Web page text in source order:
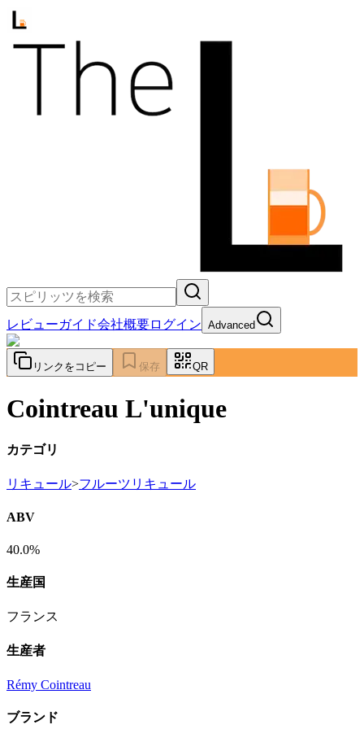
レビューガイド会社概要ログイン Advanced
リンクをコピー 保存 QR
Cointreau L'unique
カテゴリ
リキュール>フルーツリキュール
ABV
40.0%
生産国
フランス
生産者
Rémy Cointreau
ブランド